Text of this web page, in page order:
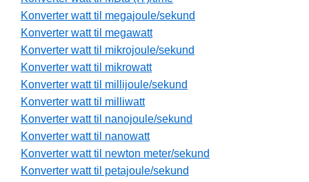
Konverter watt til megajoule/sekund
Konverter watt til megawatt
Konverter watt til mikrojoule/sekund
Konverter watt til mikrowatt
Konverter watt til millijoule/sekund
Konverter watt til milliwatt
Konverter watt til nanojoule/sekund
Konverter watt til nanowatt
Konverter watt til newton meter/sekund
Konverter watt til petajoule/sekund